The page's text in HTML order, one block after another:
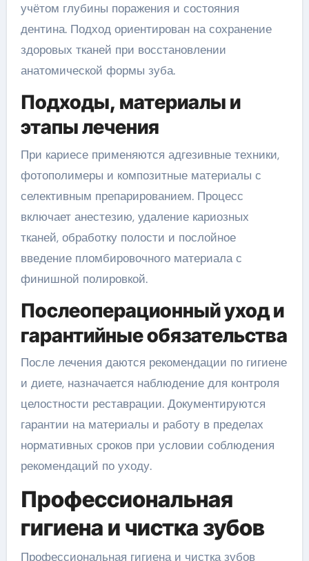
учётом глубины поражения и состояния
дентина. Подход ориентирован на сохранение
здоровых тканей при восстановлении
анатомической формы зуба.
Подходы, материалы и
этапы лечения
При кариесе применяются адгезивные техники,
фотополимеры и композитные материалы с
селективным препарированием. Процесс
включает анестезию, удаление кариозных
тканей, обработку полости и послойное
введение пломбировочного материала с
финишной полировкой.
Послеоперационный уход и
гарантийные обязательства
После лечения даются рекомендации по гигиене
и диете, назначается наблюдение для контроля
целостности реставрации. Документируются
гарантии на материалы и работу в пределах
нормативных сроков при условии соблюдения
рекомендаций по уходу.
Профессиональная
гигиена и чистка зубов
Профессиональная гигиена и чистка зубов